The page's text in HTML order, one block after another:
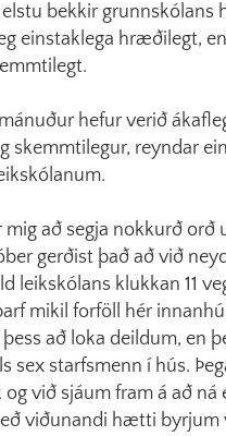
bekkir grunnskólans
einstaklega hræðilegt,
hefur verið
skemmtilegur, reyndar
að segja nokkurð orð
gerðist það að við
leikskólans klukkan 11
mikil forföll hér
að loka deildum, en
sex starfsmenn í hús.
og við sjáum fram á að ná
viðunandi hætti byrjum